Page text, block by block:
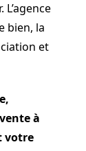
bien, la
et
à
votre